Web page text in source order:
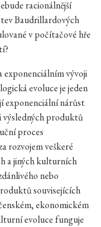
racionálnější
Baudrillardových
v počítačové hře
exponenciálním vývoji
evoluce je jeden
exponenciální nárůst
výsledných produktů
proces
rozvojem veškeré
a jiných kulturních
nebo
souvisejících
ekonomickém
evoluce funguje